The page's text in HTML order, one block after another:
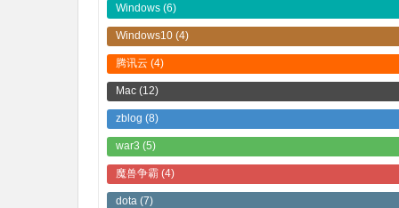
Windows (6)
Windows10 (4)
腾讯云 (4)
Mac (12)
zblog (8)
war3 (5)
魔兽争霸 (4)
dota (7)